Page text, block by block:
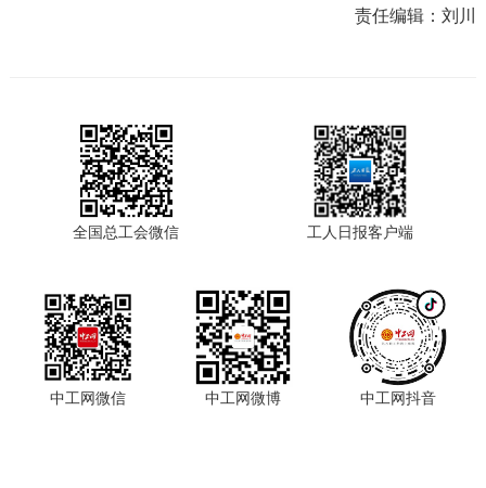
责任编辑：刘川
全国总工会微信 工人日报客户端
中工网微信 中工网微博 中工网抖音